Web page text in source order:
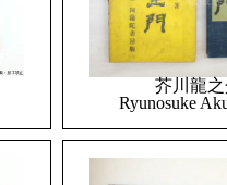
芥川龍之
Ryunosuke